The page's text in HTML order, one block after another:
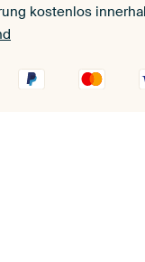
kostenlos